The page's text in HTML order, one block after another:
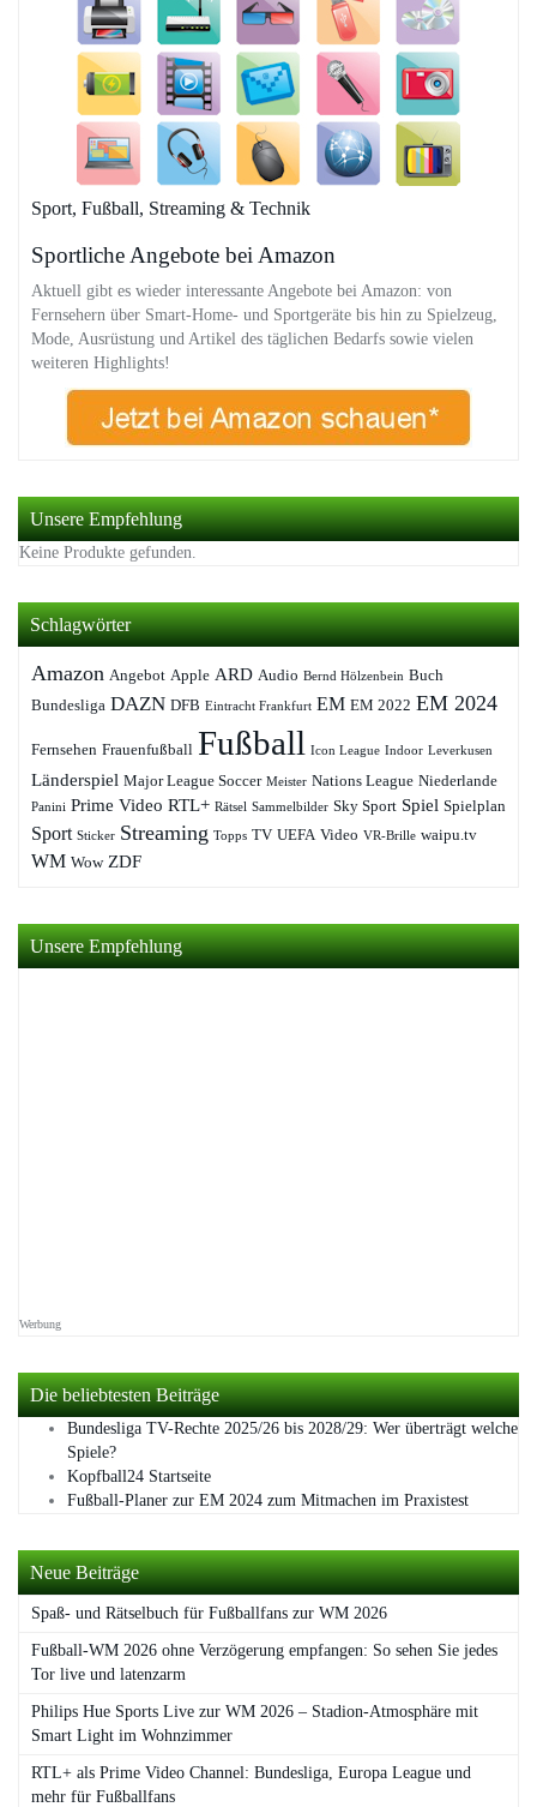
Sport, Fußball, Streaming & Technik
Sportliche Angebote bei Amazon
Aktuell gibt es wieder interessante Angebote bei Amazon: von
Fernsehern über Smart-Home- und Sportgeräte bis hin zu Spielzeug,
Mode, Ausrüstung und Artikel des täglichen Bedarfs sowie vielen
weiteren Highlights!
Unsere Empfehlung
Keine Produkte gefunden.
Schlagwörter
Amazon Angebot Apple ARD Audio Bernd Hölzenbein Buch
Bundesliga DAZN DFB Eintracht Frankfurt EM EM 2022 EM 2024
Fernsehen Frauenfußball Fußball Icon League Indoor Leverkusen
Länderspiel Major League Soccer Meister Nations League Niederlande
Panini Prime Video RTL+ Rätsel Sammelbilder Sky Sport Spiel Spielplan
Sport Sticker Streaming Topps TV UEFA Video VR-Brille waipu.tv
WM Wow ZDF
Unsere Empfehlung
Werbung
Die beliebtesten Beiträge
Bundesliga TV-Rechte 2025/26 bis 2028/29: Wer überträgt welche
Spiele?
Kopfball24 Startseite
Fußball-Planer zur EM 2024 zum Mitmachen im Praxistest
Neue Beiträge
Spaß- und Rätselbuch für Fußballfans zur WM 2026
Fußball-WM 2026 ohne Verzögerung empfangen: So sehen Sie jedes
Tor live und latenzarm
Philips Hue Sports Live zur WM 2026 – Stadion-Atmosphäre mit
Smart Light im Wohnzimmer
RTL+ als Prime Video Channel: Bundesliga, Europa League und
mehr für Fußballfans